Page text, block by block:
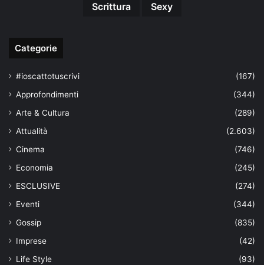
Scrittura
Sexy
Categorie
#ioscattotuscrivi
(167)
Approfondimenti
(344)
Arte & Cultura
(289)
Attualità
(2.603)
Cinema
(746)
Economia
(245)
ESCLUSIVE
(274)
Eventi
(344)
Gossip
(835)
Imprese
(42)
Life Style
(93)